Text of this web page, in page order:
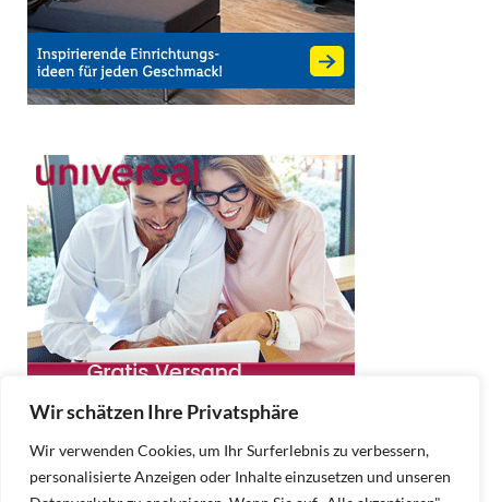
Wir schätzen Ihre Privatsphäre
Wir verwenden Cookies, um Ihr Surferlebnis zu verbessern,
personalisierte Anzeigen oder Inhalte einzusetzen und unseren